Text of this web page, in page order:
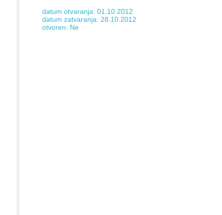
datum otvaranja: 01.10.2012
datum zatvaranja: 28.10.2012
otvoren: Ne